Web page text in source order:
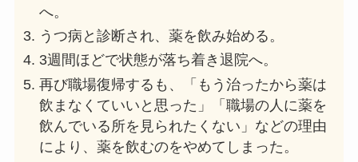
へ。
うつ病と診断され、薬を飲み始める。
3週間ほどで状態が落ち着き退院へ。
再び職場復帰するも、「もう治ったから薬は
飲まなくていいと思った」「職場の人に薬を
飲んでいる所を見られたくない」などの理由
により、薬を飲むのをやめてしまった。